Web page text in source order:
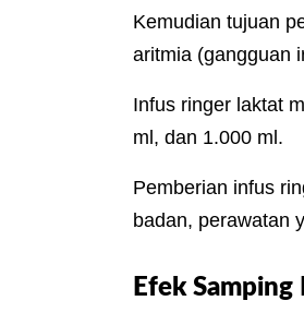
Kemudian tujuan
aritmia (gangguan
Infus ringer laktat
ml, dan 1.000 ml.
Pemberian infus
badan, perawatan
Efek